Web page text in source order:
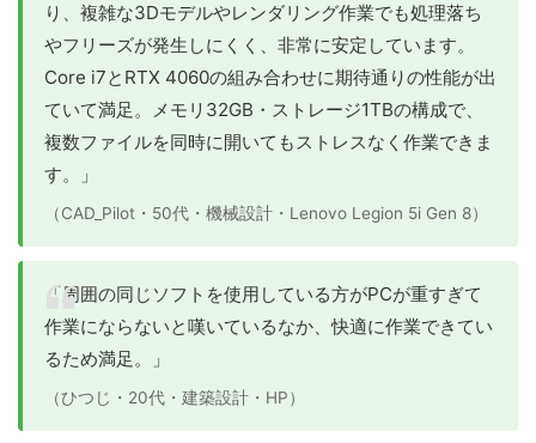
り、複雑な3Dモデルやレンダリング作業でも処理落ち
やフリーズが発生しにくく、非常に安定しています。
Core i7とRTX 4060の組み合わせに期待通りの性能が出
ていて満足。メモリ32GB・ストレージ1TBの構成で、
複数ファイルを同時に開いてもストレスなく作業できま
す。」
（CAD_Pilot・50代・機械設計・Lenovo Legion 5i Gen 8）
「周囲の同じソフトを使用している方がPCが重すぎて
作業にならないと嘆いているなか、快適に作業できてい
るため満足。」
（ひつじ・20代・建築設計・HP）